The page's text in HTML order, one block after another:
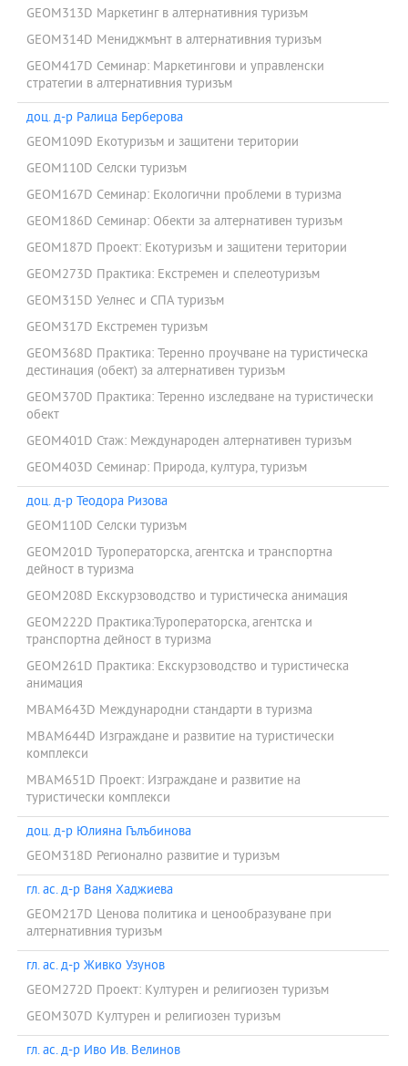
GEOM313D Маркетинг в алтернативния туризъм
GEOM314D Мениджмънт в алтернативния туризъм
GEOM417D Семинар: Маркетингови и управленски
стратегии в алтернативния туризъм
доц. д-р Ралица Берберова
GEOM109D Екотуризъм и защитени територии
GEOM110D Селски туризъм
GEOM167D Семинар: Екологични проблеми в туризма
GEOM186D Семинар: Обекти за алтернативен туризъм
GEOM187D Проект: Екотуризъм и защитени територии
GEOM273D Практика: Екстремен и спелеотуризъм
GEOM315D Уелнес и СПА туризъм
GEOM317D Екстремен туризъм
GEOM368D Практика: Теренно проучване на туристическа
дестинация (обект) за алтернативен туризъм
GEOM370D Практика: Теренно изследване на туристически
обект
GEOM401D Стаж: Международен алтернативен туризъм
GEOM403D Семинар: Природа, култура, туризъм
доц. д-р Теодора Ризова
GEOM110D Селски туризъм
GEOM201D Туроператорска, агентска и транспортна
дейност в туризма
GEOM208D Екскурзоводство и туристическа анимация
GEOM222D Практика:Туроператорска, агентска и
транспортна дейност в туризма
GEOM261D Практика: Екскурзоводство и туристическа
анимация
MBAM643D Международни стандарти в туризма
MBAM644D Изграждане и развитие на туристически
комплекси
MBAM651D Проект: Изграждане и развитие на
туристически комплекси
доц. д-р Юлияна Гълъбинова
GEOM318D Регионално развитие и туризъм
гл. ас. д-р Ваня Хаджиева
GEOM217D Ценова политика и ценообразуване при
алтернативния туризъм
гл. ас. д-р Живко Узунов
GEOM272D Проект: Културен и религиозен туризъм
GEOM307D Културен и религиозен туризъм
гл. ас. д-р Иво Ив. Велинов